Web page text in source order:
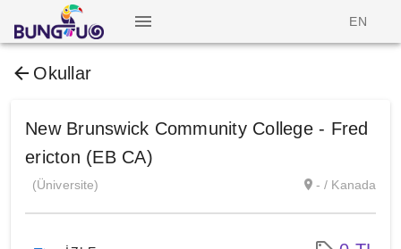
EN
Okullar
New Brunswick Community College - Fred
ericton (EB CA)
(Üniversite) - / Kanada